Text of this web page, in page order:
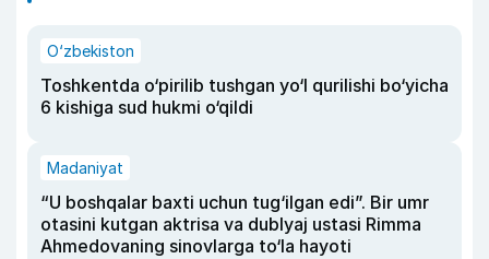
O‘zbekiston
Toshkentda o‘pirilib tushgan yo‘l qurilishi bo‘yicha
6 kishiga sud hukmi o‘qildi
Madaniyat
“U boshqalar baxti uchun tug‘ilgan edi”. Bir umr
otasini kutgan aktrisa va dublyaj ustasi Rimma
Ahmedovaning sinovlarga to‘la hayoti